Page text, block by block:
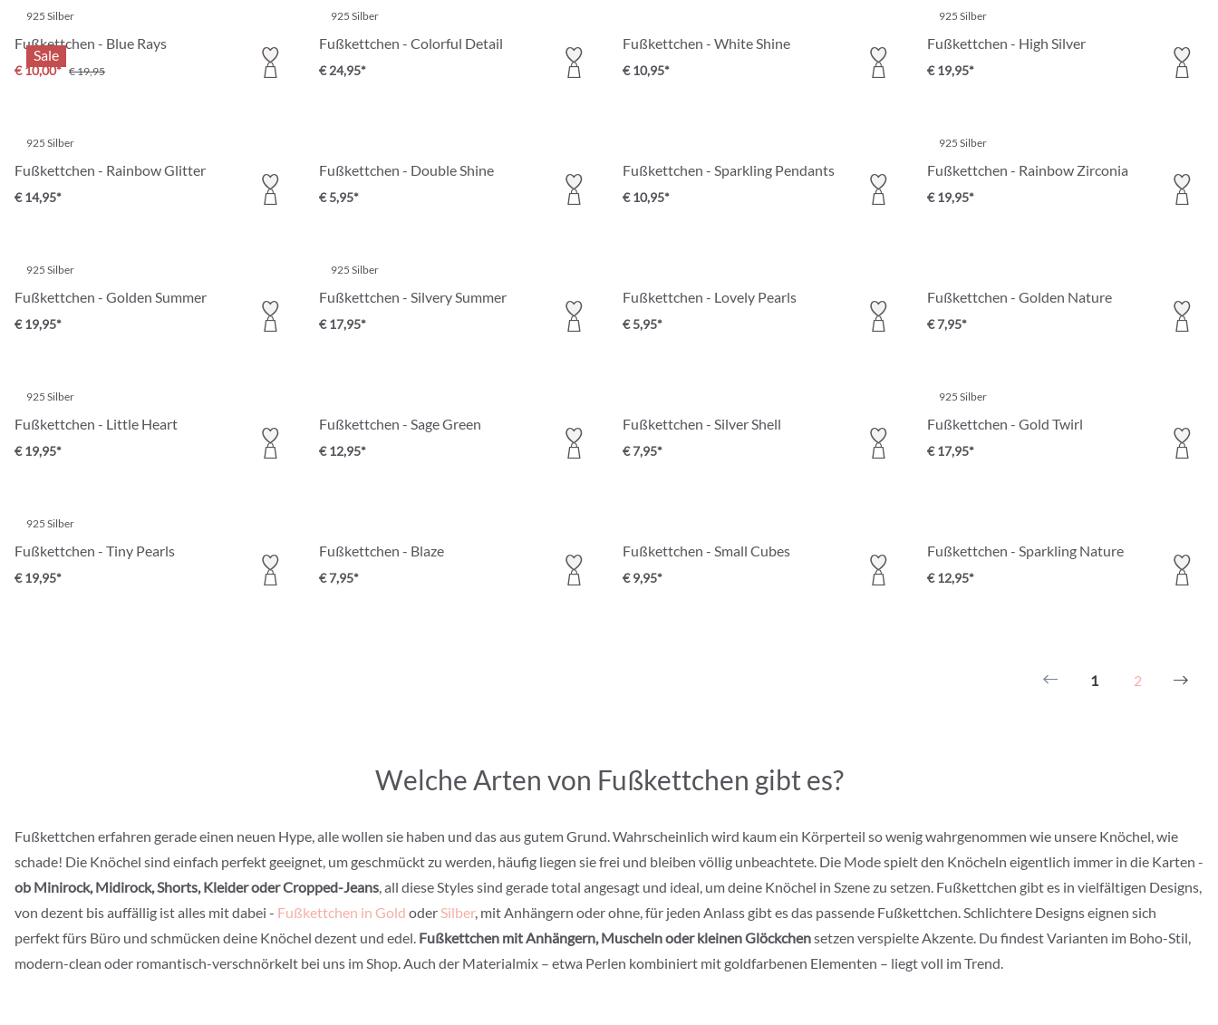
Sale
925 Silber
Fußkettchen - Blue Rays
€ 10,00* € 19,95
925 Silber
Fußkettchen - Colorful Detail
€ 24,95*
Fußkettchen - White Shine
€ 10,95*
925 Silber
Fußkettchen - High Silver
€ 19,95*
925 Silber
Fußkettchen - Rainbow Glitter
€ 14,95*
Fußkettchen - Double Shine
€ 5,95*
Fußkettchen - Sparkling Pendants
€ 10,95*
925 Silber
Fußkettchen - Rainbow Zirconia
€ 19,95*
925 Silber
Fußkettchen - Golden Summer
€ 19,95*
925 Silber
Fußkettchen - Silvery Summer
€ 17,95*
Fußkettchen - Lovely Pearls
€ 5,95*
Fußkettchen - Golden Nature
€ 7,95*
925 Silber
Fußkettchen - Little Heart
€ 19,95*
Fußkettchen - Sage Green
€ 12,95*
Fußkettchen - Silver Shell
€ 7,95*
925 Silber
Fußkettchen - Gold Twirl
€ 17,95*
925 Silber
Fußkettchen - Tiny Pearls
€ 19,95*
Fußkettchen - Blaze
€ 7,95*
Fußkettchen - Small Cubes
€ 9,95*
Fußkettchen - Sparkling Nature
€ 12,95*
1 2
Welche Arten von Fußkettchen gibt es?
Fußkettchen erfahren gerade einen neuen Hype, alle wollen sie haben und das aus gutem Grund. Wahrscheinlich wird kaum ein Körperteil so wenig wahrgenommen wie unsere Knöchel, wie
schade! Die Knöchel sind einfach perfekt geeignet, um geschmückt zu werden, häufig liegen sie frei und bleiben völlig unbeachtete. Die Mode spielt den Knöcheln eigentlich immer in die Karten -
ob Minirock, Midirock, Shorts, Kleider oder Cropped-Jeans, all diese Styles sind gerade total angesagt und ideal, um deine Knöchel in Szene zu setzen. Fußkettchen gibt es in vielfältigen Designs,
von dezent bis auffällig ist alles mit dabei - Fußkettchen in Gold oderSilber, mit Anhängern oder ohne, für jeden Anlass gibt es das passende Fußkettchen. Schlichtere Designs eignen sich
perfekt fürs Büro und schmücken deine Knöchel dezent und edel. Fußkettchen mit Anhängern, Muscheln oder kleinen Glöckchensetzen verspielte Akzente. Du findest Varianten im Boho-Stil,
modern-clean oder romantisch-verschnörkelt bei uns im Shop. Auch der Materialmix – etwa Perlen kombiniert mit goldfarbenen Elementen – liegt voll im Trend.